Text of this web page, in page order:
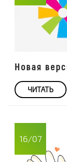
Новая
ЧИТАТЬ
16/07